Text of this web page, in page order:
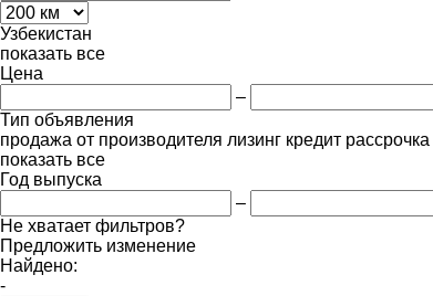
Узбекистан
показать все
Цена
–
Тип объявления
продажа от производителя лизинг кредит рассрочка
показать все
Год выпуска
–
Не хватает фильтров?
Предложить изменение
Найдено:
-